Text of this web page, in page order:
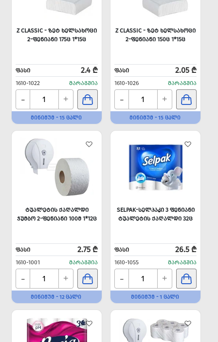
Z CLASSIC - ᲖᲔᲢ ᲮᲔᲚᲡᲐᲮᲝᲪᲘ
2-ᲤᲔᲜᲘᲐᲜᲘ 175Ც 1*15Ც
ᲤᲐᲡᲘ 2.4 ₾
1610-1022 ᲛᲐᲠᲐᲒᲨᲘᲐ
- +
ᲛᲘᲜᲘᲛᲣᲛ - 15 ᲪᲐᲚᲘ
Z CLASSIC - ᲖᲔᲢ ᲮᲔᲚᲡᲐᲮᲝᲪᲘ
2-ᲤᲔᲜᲘᲐᲜᲘ 150Ც 1*15Ც
ᲤᲐᲡᲘ 2.05 ₾
1610-1026 ᲛᲐᲠᲐᲒᲨᲘᲐ
- +
ᲛᲘᲜᲘᲛᲣᲛ - 15 ᲪᲐᲚᲘ
ᲢᲣᲐᲚᲔᲢᲘᲡ ᲥᲐᲦᲐᲚᲓᲘ
ᲯᲣᲛᲑᲝ 2-ᲤᲔᲜᲘᲐᲜᲘ 100Მ 1*12Ც
ᲤᲐᲡᲘ 2.75 ₾
1610-1001 ᲛᲐᲠᲐᲒᲨᲘᲐ
- +
ᲛᲘᲜᲘᲛᲣᲛ - 12 ᲪᲐᲚᲘ
SELPAK-ᲡᲔᲚᲞᲐᲙᲘ 3 ᲤᲔᲜᲘᲐᲜᲘ
ᲢᲣᲐᲚᲔᲢᲘᲡ ᲥᲐᲦᲐᲚᲓᲘ 32Ც
ᲤᲐᲡᲘ 26.5 ₾
1610-1055 ᲛᲐᲠᲐᲒᲨᲘᲐ
- +
ᲛᲘᲜᲘᲛᲣᲛ - 1 ᲪᲐᲚᲘ